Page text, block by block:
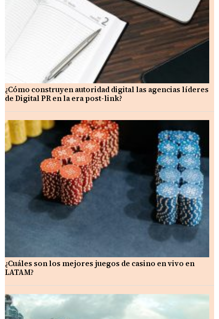
¿Cómo construyen autoridad digital las agencias líderes
de Digital PR en la era post-link?
¿Cuáles son los mejores juegos de casino en vivo en
LATAM?